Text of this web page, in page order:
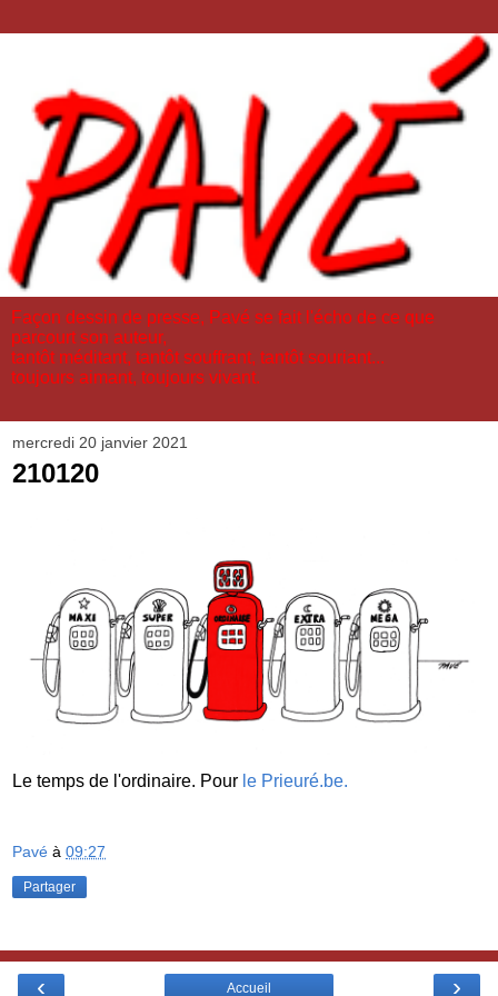
Façon dessin de presse, Pavé se fait l'écho de ce que
parcourt son auteur,
tantôt méditant, tantôt souffrant, tantôt souriant...
toujours aimant, toujours vivant.
mercredi 20 janvier 2021
210120
Le temps de l'ordinaire. Pour le Prieuré.be.
Pavé à 09:27
Partager
‹ ›
Accueil